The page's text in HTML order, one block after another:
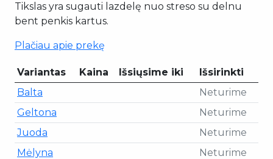
Tikslas yra sugauti lazdelę nuo streso su delnu
bent penkis kartus.
Plačiau apie prekę
Variantas Kaina Išsiųsime iki
Išsirinkti
Balta
Neturime
Geltona
Neturime
Juoda
Neturime
Mėlyna
Neturime